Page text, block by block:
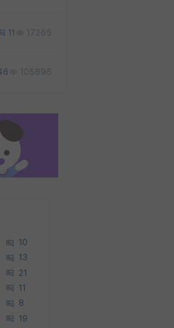
11 17265
105896
10
13
21
11
8
19